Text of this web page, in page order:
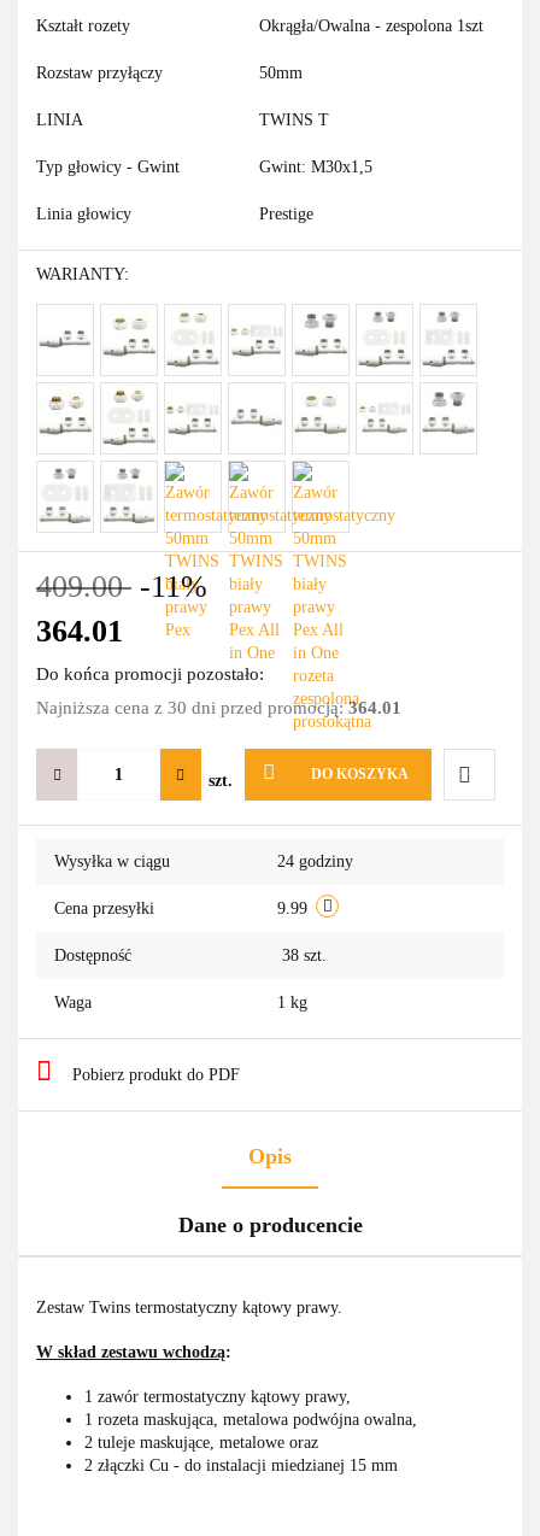
Kształt rozety Okrągła/Owalna - zespolona 1szt
Rozstaw przyłączy 50mm
LINIA TWINS T
Typ głowicy - Gwint Gwint: M30x1,5
Linia głowicy Prestige
WARIANTY:
409.00 -11%
364.01
Do końca promocji pozostało:
Najniższa cena z 30 dni przed promocją:364.01
szt. DO KOSZYKA
Do
Wysyłka w ciągu 24 godziny
Cena przesyłki 9.99
Dostępność 38 szt.
Waga 1 kg
Pobierz produkt do PDF
Opis
Dane o producencie
Zestaw Twins termostatyczny kątowy prawy.
W skład zestawu wchodzą:
1 zawór termostatyczny kątowy prawy,
1 rozeta maskująca, metalowa podwójna owalna,
2 tuleje maskujące, metalowe oraz
2 złączki Cu - do instalacji miedzianej 15 mm